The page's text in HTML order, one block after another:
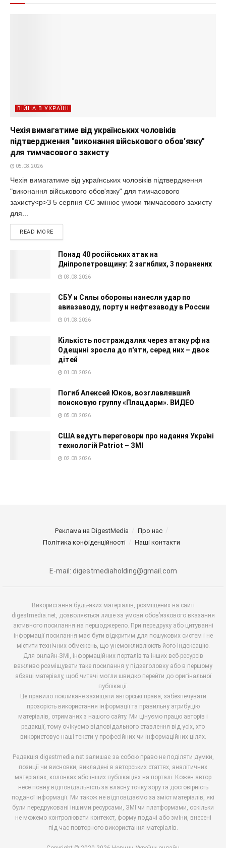
ВІЙНА В УКРАЇНІ
Чехія вимагатиме від українських чоловіків
підтвердження "виконання військового обов'язку"
для тимчасового захисту
05.08.2026
Чехія вимагатиме від українських чоловіків підтвердження
"виконання військового обов'язку" для тимчасового
захисту<p>З 5 серпня ЄС змінює умови тимчасового захисту
для...
READ MORE
Понад 40 російських атак на
Дніпропетровщину: 2 загиблих, 3 поранених
03.08.2026
СБУ и Силы обороны нанесли удар по
авиазаводу, порту и нефтезаводу в России
01.08.2026
Кількість постраждалих через атаку рф на
Одещині зросла до п'яти, серед них – двоє
дітей
01.08.2026
Погиб Алексей Юков, возглавлявший
поисковую группу «Плацдарм». ВИДЕО
05.08.2026
США ведуть переговори про надання Україні
технологій Patriot – ЗМІ
02.08.2026
Реклама на DigestMedia
Про нас
Політика конфіденційності
Наші контакти
E-mail: digestmediaholding@gmail.com
Використання будь-яких матеріалів, розміщених на сайті
digestmedia.net, дозволяється лише за умови обов’язкового вказання
активного посилання на першоджерело. При передруку або цитуванні
інформації посилання має бути відкритим для пошукових систем і не
містити технічних обмежень, що унеможливлюють його індексацію.
Для онлайн-ЗМІ, інформаційних порталів та інших веб-ресурсів
важливо розміщувати таке посилання у підзаголовку або в першому
абзаці матеріалу, щоб читачі могли швидко перейти до оригінальної
публікації.
Це правило покликане захищати авторські права, забезпечувати
прозорість використання інформації та правильну атрибуцію
матеріалів, отриманих з нашого сайту. Ми цінуємо працю авторів і
редакції, тому очікуємо відповідального ставлення від усіх, хто
використовує наші тексти у професійних чи інформаційних цілях.
Редакція digestmedia.net залишає за собою право не поділяти думки,
позиції чи висновки, викладені в авторських статтях, аналітичних
матеріалах, колонках або інших публікаціях на порталі. Кожен автор
несе повну відповідальність за власну точку зору та достовірність
поданої інформації. Ми також не відповідаємо за зміст матеріалів, які
були передруковані іншими ресурсами, ЗМІ чи платформами, оскільки
не можемо контролювати контекст, форму подачі або зміни, внесені
під час повторного використання матеріалів.